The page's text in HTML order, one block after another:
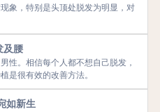
象，特别是头顶处脱发为明显，对
及腰
性。相信每个人都不想自己脱发，
是很有效的改善方法。
如新生